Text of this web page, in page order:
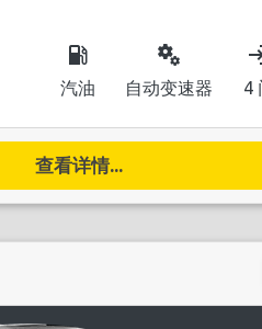
local_gas_station
汽油
miscellaneous_services
自动变速器 4
查看详情...